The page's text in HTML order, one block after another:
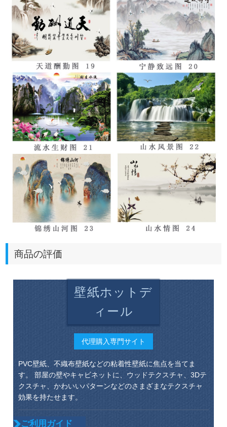
商品の評価
壁紙ホットデ
ィール
代理購入専門サイト
PVC壁紙、不織布壁紙などの粘着性壁紙に焦点を当てま
す。 部屋の壁やキャビネットに、ウッドテクスチャ、3Dテ
クスチャ、かわいいパターンなどのさまざまなテクスチャ
効果を持たせます。
ご利用ガイド